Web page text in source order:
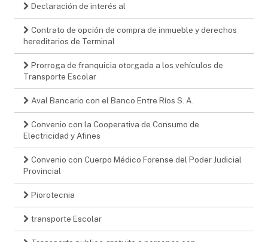
Declaración de interés al
Contrato de opción de compra de inmueble y derechos
hereditarios de Terminal
Prorroga de franquicia otorgada a los vehículos de
Transporte Escolar
Aval Bancario con el Banco Entre Ríos S. A.
Convenio con la Cooperativa de Consumo de
Electricidad y Afines
Convenio con Cuerpo Médico Forense del Poder Judicial
Provincial
Piorotecnia
transporte Escolar